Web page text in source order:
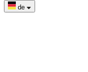
de